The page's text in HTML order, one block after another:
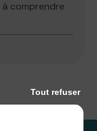
comprendre
Tout refuser